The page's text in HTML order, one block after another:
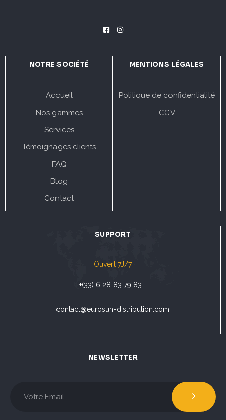
NOTRE SOCIÉTÉ
Accueil
Nos gammes
Services
Témoignages clients
FAQ
Blog
Contact
MENTIONS LÉGALES
Politique de confidentialité
CGV
SUPPORT
Ouvert 7J/7
+(33) 6 28 83 79 83
contact@eurosun-distribution.com
NEWSLETTER